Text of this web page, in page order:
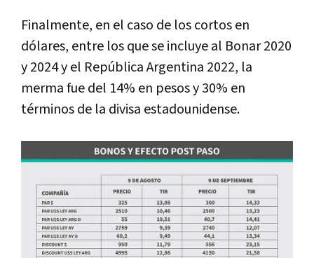
Finalmente, en el caso de los cortos en
dólares, entre los que se incluye al Bonar 2020
y 2024 y el República Argentina 2022, la
merma fue del 14% en pesos y 30% en
términos de la divisa estadounidense.